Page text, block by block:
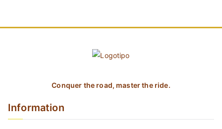
Conquer the road, master the ride.
Information